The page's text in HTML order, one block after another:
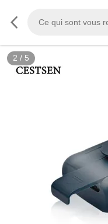
2 / 5